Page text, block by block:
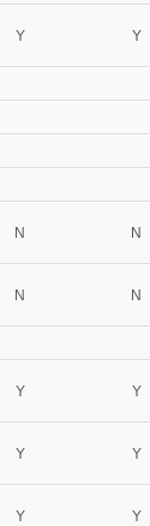
Y
Y
N
N
N
N
Y
Y
Y
Y
Y
Y